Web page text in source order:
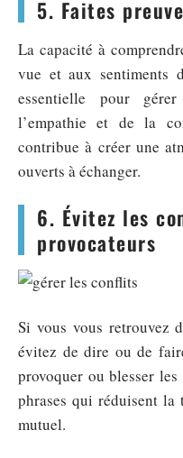
5. Faites
La capacité à
vue et aux sentiments
essentielle pour
l’empathie et de la
contribue à créer une
ouverts à échanger.
6. Évitez les
provocateurs
Si vous vous retrouvez
évitez de dire ou de
provoquer ou blesser
phrases qui réduisent la
mutuel.